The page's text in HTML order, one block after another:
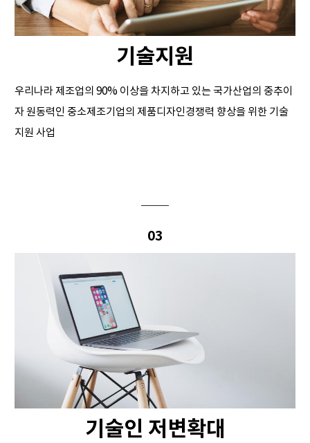
기술지원
우리나라 제조업의 90% 이상을 차지하고 있는 국가산업의 중추이
자 원동력인 중소제조기업의 제품디자인경쟁력 향상을 위한 기술
지원 사업
03
기술인 저변확대